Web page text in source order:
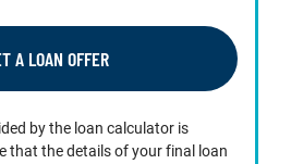
A LOAN OFFER
by the loan calculator is
that the details of your final loan